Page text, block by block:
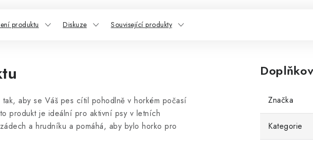
produktu Diskuze Související produkty
aby se Váš pes cítil pohodlně v horkém počasí
produkt je ideální pro aktivní psy v letních
a hrudníku a pomáhá, aby bylo horko pro
Značka
Kategorie